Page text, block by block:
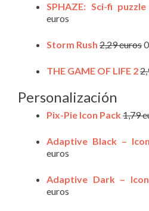
SPHAZE: Sci-fi
euros
Storm Rush 2,29 euros
THE GAME OF LIFE 2
Personalización
Pix-Pie Icon Pack 1,79
Adaptive Black –
euros
Adaptive Dark –
euros